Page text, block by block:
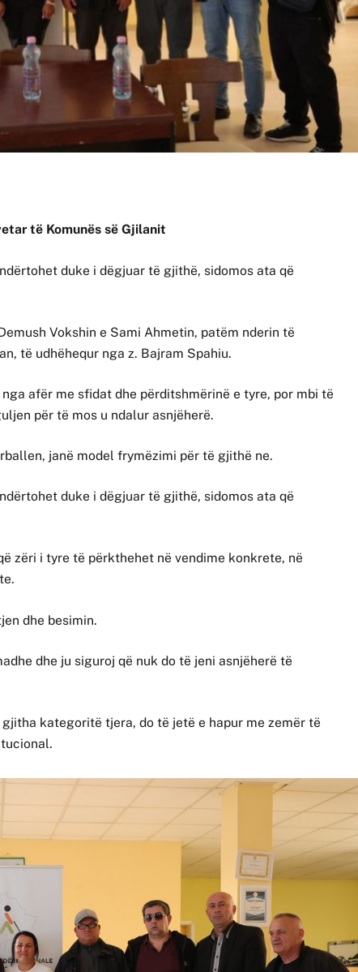
të Komunës së Gjilanit
duke i dëgjuar të gjithë, sidomos ata që
Vokshin e Sami Ahmetin, patëm nderin të
të udhëhequr nga z. Bajram Spahiu.
afër me sfidat dhe përditshmërinë e tyre, por mbi të
për të mos u ndalur asnjëherë.
janë model frymëzimi për të gjithë ne.
duke i dëgjuar të gjithë, sidomos ata që
zëri i tyre të përkthehet në vendime konkrete, në
dhe besimin.
dhe ju siguroj që nuk do të jeni asnjëherë të
kategoritë tjera, do të jetë e hapur me zemër të